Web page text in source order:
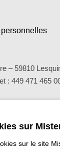
– 59810
: 449 471 465
par téléphone
sur
sur le site